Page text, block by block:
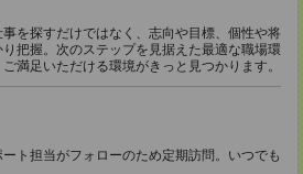
を探すだけではなく、志向や目標、個性や将
把握。次のステップを見据えた最適な職場環
満足いただける環境がきっと見つかります。
ト担当がフォローのため定期訪問。いつでも